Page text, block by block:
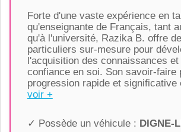
Forte d'une vaste expérience en
qu'enseignante de Français, tant
qu'à l'université, Razika B. offre
particuliers sur-mesure pour
l'acquisition des connaissances
confiance en soi. Son savoir-faire
progression rapide et significative
voir +
✓ Possède un véhicule : DIGNE-